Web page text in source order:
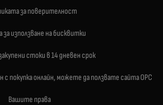
за поверителност
за използване на бисквитки
стоки в 14 дневен срок
с покупка онлайн, можете да ползвате сайта ОРС
Вашите права